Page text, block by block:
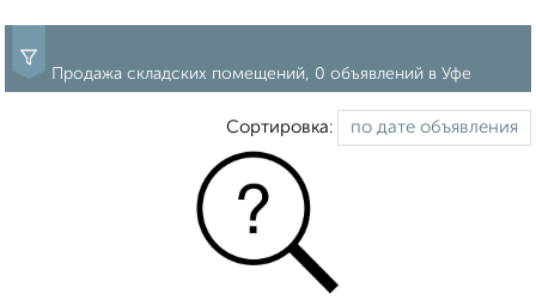
Продажа складских помещений, 0 объявлений в Уфе
Сортировка: